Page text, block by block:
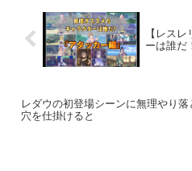
【レス
ーは誰だ
レダウの初登場シーンに無理やり落
穴を仕掛けると